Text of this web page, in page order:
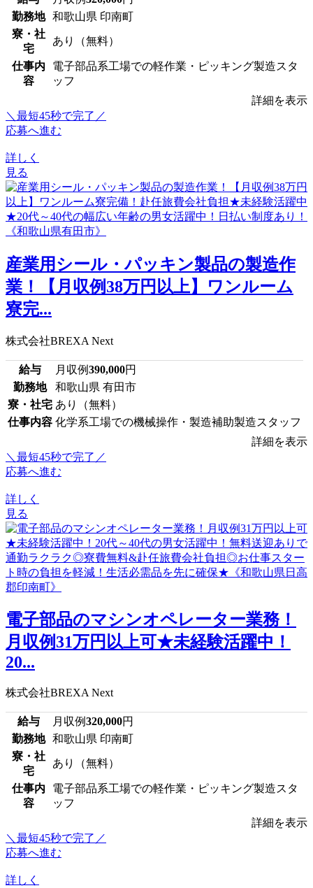
勤務地 和歌山県 印南町
寮・社
宅
あり（無料）
仕事内
容
電子部品系工場での軽作業・ピッキング製造スタ
ッフ
詳細を表示
＼最短45秒で完了／
応募へ進む
詳しく
見る
産業用シール・パッキン製品の製造作
業！【月収例38万円以上】ワンルーム
寮完...
株式会社BREXA Next
給与 月収例390,000円
勤務地
和歌山県 有田市
寮・社宅 あり（無料）
仕事内容 化学系工場での機械操作・製造補助製造スタッフ
詳細を表示
＼最短45秒で完了／
応募へ進む
詳しく
見る
電子部品のマシンオペレーター業務！
月収例31万円以上可★未経験活躍中！
20...
株式会社BREXA Next
給与 月収例320,000円
勤務地 和歌山県 印南町
寮・社
宅
あり（無料）
仕事内
容
電子部品系工場での軽作業・ピッキング製造スタ
ッフ
詳細を表示
＼最短45秒で完了／
応募へ進む
詳しく